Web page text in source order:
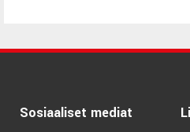
Sosiaaliset mediat